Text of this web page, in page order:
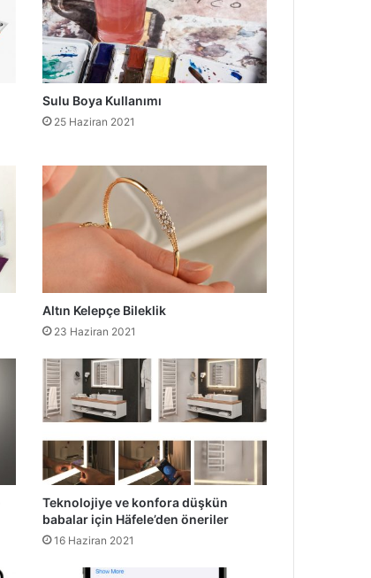
Sulu Boya Kullanımı
25 Haziran 2021
Altın Kelepçe Bileklik
23 Haziran 2021
Teknolojiye ve konfora düşkün
babalar için Häfele’den öneriler
16 Haziran 2021